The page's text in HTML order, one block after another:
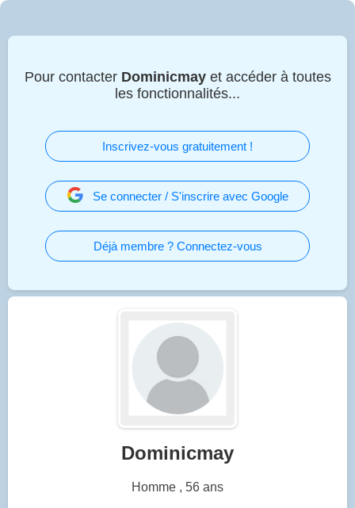
Pour contacter Dominicmayet accéder à toutes
les fonctionnalités...
Inscrivez-vous gratuitement !
Se connecter / S'inscrire avec Google
Déjà membre ? Connectez-vous
Dominicmay
Homme , 56 ans